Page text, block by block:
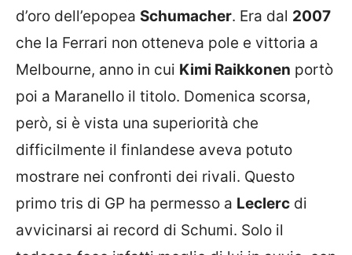
d’oro dell’epopea Schumacher. Era dal 2007
che la Ferrari non otteneva pole e vittoria a
Melbourne, anno in cui Kimi Raikkonen portò
poi a Maranello il titolo. Domenica scorsa,
però, si è vista una superiorità che
difficilmente il finlandese aveva potuto
mostrare nei confronti dei rivali. Questo
primo tris di GP ha permesso a Leclerc di
avvicinarsi ai record di Schumi. Solo il